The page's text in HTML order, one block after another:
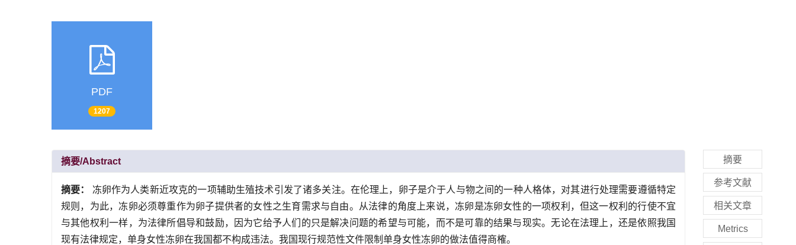
PDF
1207
摘要/Abstract
摘要： 冻卵作为人类新近攻克的一项辅助生殖技术引发了诸多关注。在伦理上，卵子是介于人与物之间的一种人格体，对其进行处理需要遵循特定
规则，为此，冻卵必须尊重作为卵子提供者的女性之生育需求与自由。从法律的角度上来说，冻卵是冻卵女性的一项权利，但这一权利的行使不宜
与其他权利一样，为法律所倡导和鼓励，因为它给予人们的只是解决问题的希望与可能，而不是可靠的结果与现实。无论在法理上，还是依照我国
现有法律规定，单身女性冻卵在我国都不构成违法。我国现行规范性文件限制单身女性冻卵的做法值得商榷。
摘要
参考文献
相关文章
Metrics